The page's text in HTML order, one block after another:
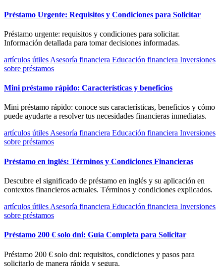
Préstamo Urgente: Requisitos y Condiciones para Solicitar
Préstamo urgente: requisitos y condiciones para solicitar.
Información detallada para tomar decisiones informadas.
artículos útiles Asesoría financiera Educación financiera Inversiones
sobre préstamos
Mini préstamo rápido: Características y beneficios
Mini préstamo rápido: conoce sus características, beneficios y cómo
puede ayudarte a resolver tus necesidades financieras inmediatas.
artículos útilesAsesoría financiera Educación financiera Inversiones
sobre préstamos
Préstamo en inglés: Términos y Condiciones Financieras
Descubre el significado de préstamo en inglés y su aplicación en
contextos financieros actuales. Términos y condiciones explicados.
artículos útiles Asesoría financiera Educación financiera Inversiones
sobre préstamos
Préstamo 200 € solo dni: Guía Completa para Solicitar
Préstamo 200 € solo dni: requisitos, condiciones y pasos para
solicitarlo de manera rápida y segura.